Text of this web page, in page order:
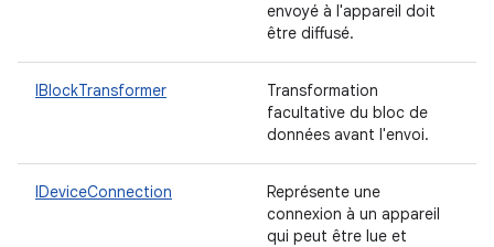
envoyé à l'appareil doit
être diffusé.
IBlockTransformer
Transformation
facultative du bloc de
données avant l'envoi.
IDeviceConnection
Représente une
connexion à un appareil
qui peut être lue et